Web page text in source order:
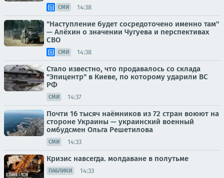
СМИ 14:38
"Наступление будет сосредоточено именно там"
— Алёхин о значении Чугуева и перспективах
СВО
СМИ 14:38
Стало известно, что продавалось со склада
"Эпицентр" в Киеве, по которому ударили ВС
РФ
СМИ 14:37
Почти 16 тысяч наёмников из 72 стран воюют на
стороне Украины — украинский военный
омбудсмен Ольга Решетилова
СМИ 14:33
Кризис навсегда. молдаване в полутьме
ПАБЛИКИ 14:33